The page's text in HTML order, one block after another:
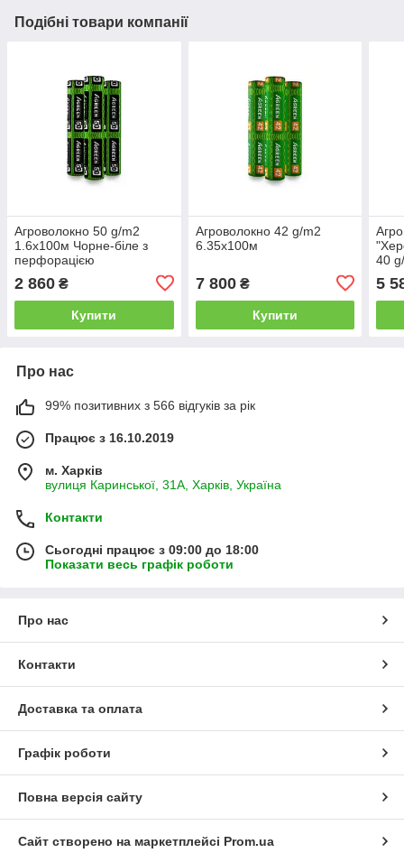
Подібні товари компанії
Агроволокно 50 g/m2
1.6х100м Чорне-біле з
перфорацією
2 860 ₴
Купити
Агроволокно 42 g/m2
6.35х100м
7 800₴
Купити
40
5
Про нас
99% позитивних з 566 відгуків за рік
Працює з 16.10.2019
м. Харків
вулиця Каринської, 31А, Харків, Україна
Контакти
Сьогодні працює з 09:00 до 18:00
Показати весь графік роботи
Про нас
Контакти
Доставка та оплата
Графік роботи
Повна версія сайту
Сайт створено на маркетплейсі Prom.ua